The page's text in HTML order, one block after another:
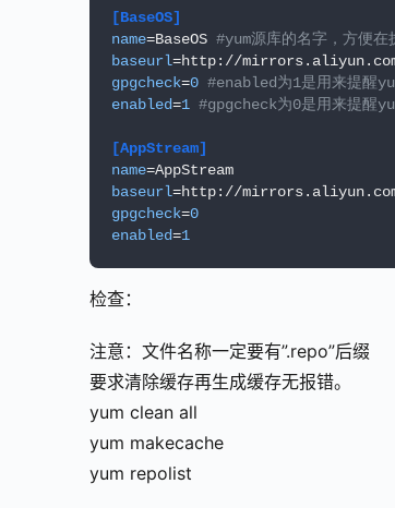
[BaseOS]
name=BaseOS #yum源库的名字，方便在
baseurl=http://
gpgcheck=0 #enabled为1是用来提醒
enabled=1 #gpgcheck为0是用来提醒
[AppStream]
name
baseurl=http://
gpgcheck=0
enabled=1
检查：
注意：文件名称一定要有”.repo”后缀
要求清除缓存再生成缓存无报错。
yum clean all
yum makecache
yum repolist